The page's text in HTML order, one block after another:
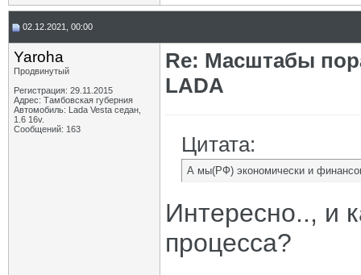
02.12.2021, 00:00
Yaroha
Продвинутый
Регистрация: 29.11.2015
Адрес: Тамбовская губерния
Автомобиль: Lada Vesta седан,
1.6 16v.
Сообщений: 163
Re: Масштабы
LADA
Цитата:
А мы(РФ) экономически и
Интересно.., и
процесса?